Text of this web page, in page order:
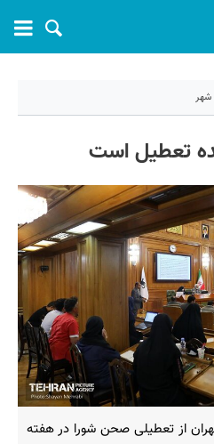
شهر
تعطیل است
از تعطیلی صحن شورا در هفته